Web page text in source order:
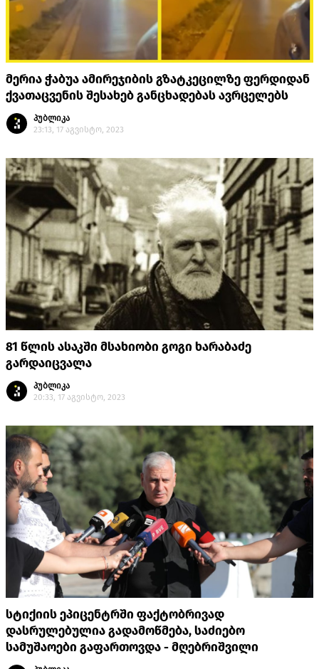
მერია ჭაბუა ამირეჯიბის გზატკეცილზე ფერდიდან
ქვათაცვენის შესახებ განცხადებას ავრცელებს
პუბლიკა
23:13, 17 აგვისტო, 2023
81 წლის ასაკში მსახიობი გოგი ხარაბაძე
გარდაიცვალა
პუბლიკა
20:33, 17 აგვისტო, 2023
სტიქიის ეპიცენტრში ფაქტობრივად
დასრულებულია გადამოწმება, საძიებო
სამუშაოები გაფართოვდა - მღებრიშვილი